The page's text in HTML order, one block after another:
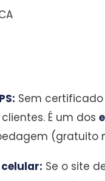
Sem certificado
É um dos
(gratuito
celular: Se o site